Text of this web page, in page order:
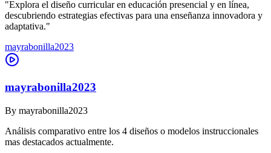
"Explora el diseño curricular en educación presencial y en línea,
descubriendo estrategias efectivas para una enseñanza innovadora y
adaptativa."
mayrabonilla2023
mayrabonilla2023
By mayrabonilla2023
Análisis comparativo entre los 4 diseños o modelos instruccionales
mas destacados actualmente.